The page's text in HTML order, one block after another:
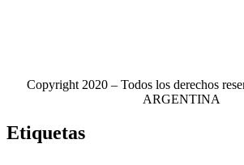
Copyright 2020 – Todos los derechos
ARGENTINA
Etiquetas